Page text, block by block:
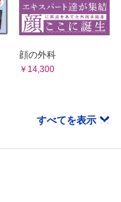
顔の外科
￥14,300
すべてを表示